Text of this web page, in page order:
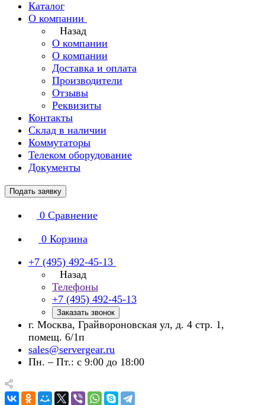
Каталог
О компании
Назад
О компании
О компании
Доставка и оплата
Производители
Отзывы
Реквизиты
Контакты
Склад в наличии
Коммутаторы
Телеком оборудование
Документы
Подать заявку
0 Сравнение
0 Корзина
+7 (495) 492-45-13
Назад
Телефоны
+7 (495) 492-45-13
Заказать звонок
г. Москва, Грайвороновская ул, д. 4 стр. 1,
помещ. 6/1п
sales@servergear.ru
Пн. – Пт.: с 9:00 до 18:00